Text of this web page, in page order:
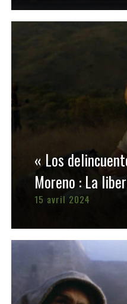
« Los
Moreno : La
15 avril 2024